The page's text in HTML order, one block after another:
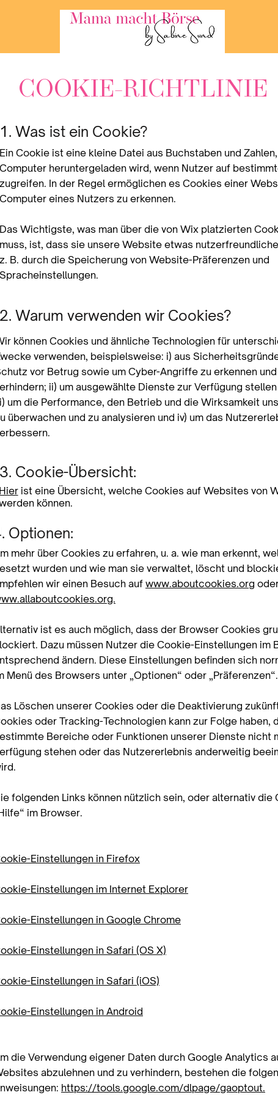
COOKIE-RICHTLINIE
1. Was ist ein Cookie?
Ein Cookie ist eine kleine Datei aus Buchstaben und
Computer heruntergeladen wird, wenn Nutzer auf
zugreifen. In der Regel ermöglichen es Cookies einer
Computer eines Nutzers zu erkennen.
Das Wichtigste, was man über die von Wix platzierten
muss, ist, dass sie unsere Website etwas
z. B. durch die Speicherung von Website-Präferenzen und
Spracheinstellungen.
2. Warum verwenden wir Cookies?
3. Cookie-Übersicht:
Hierist eine Übersicht, welche Cookies auf Websites von
können.
können Cookies und ähnliche Technologien für
verwenden, beispielsweise: i) aus
vor Betrug sowie um Cyber-Angriffe zu erkennen
ii) um ausgewählte Dienste zur Verfügung
um die Performance, den Betrieb und die Wirksamkeit
überwachen und zu analysieren und iv) um das
mehr über Cookies zu erfahren, u. a. wie man erkennt,
wurden und wie man sie verwaltet, löscht und
wir einen Besuch auf www.aboutcookies.org
ist es auch möglich, dass der Browser Cookies
Dazu müssen Nutzer die Cookie-Einstellungen im
ändern. Diese Einstellungen befinden sich
Menü des Browsers unter „Optionen“ oder „Präferenzen“.
Löschen unserer Cookies oder die Deaktivierung
oder Tracking-Technologien kann zur Folge haben,
Bereiche oder Funktionen unserer Dienste nicht
stehen oder das Nutzererlebnis anderweitig
folgenden Links können nützlich sein, oder alternativ die
im Browser.
Einstellungen in Firefox
Einstellungen im Internet Explorer
Einstellungen in Google Chrome
Einstellungen in Safari (OS X)
Einstellungen in Safari (iOS)
Einstellungen in Android
die Verwendung eigener Daten durch Google Analytics
abzulehnen und zu verhindern, bestehen die
https://tools.google.com/dlpage/gaoptout.
Optionen: